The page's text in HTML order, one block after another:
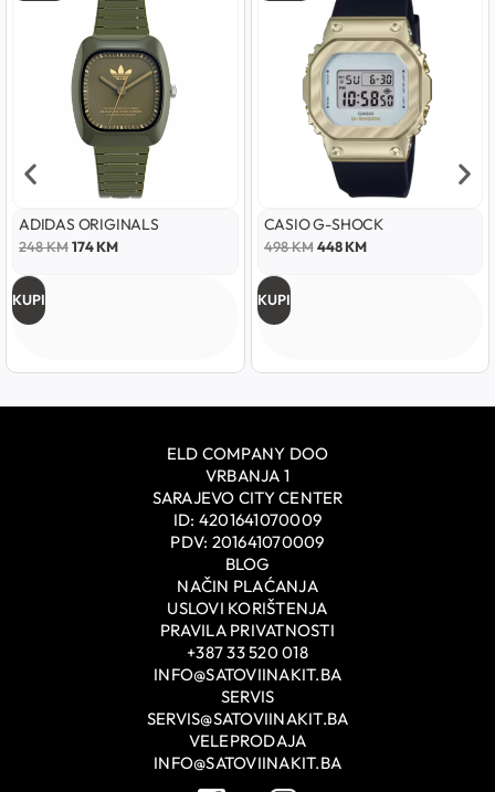
ADIDAS ORIGINALS
248KM174KM
KUPI
CASIO G-SHOCK
498KM 448KM
KUPI
ELD COMPANY DOO
VRBANJA 1
SARAJEVO CITY CENTER
ID: 4201641070009
PDV: 201641070009
BLOG
NAČIN PLAĆANJA
USLOVI KORIŠTENJA
PRAVILA PRIVATNOSTI
+387 33 520 018
INFO@SATOVIINAKIT.BA
SERVIS
SERVIS@SATOVIINAKIT.BA
VELEPRODAJA
INFO@SATOVIINAKIT.BA